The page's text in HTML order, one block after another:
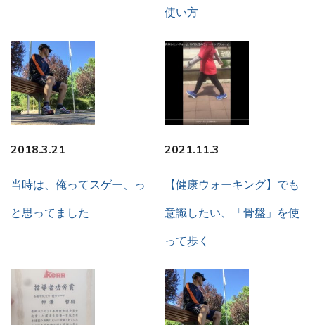
使い方
2018.3.21
当時は、俺ってスゲー、っ
と思ってました
2021.11.3
【健康ウォーキング】でも
意識したい、「骨盤」を使
って歩く